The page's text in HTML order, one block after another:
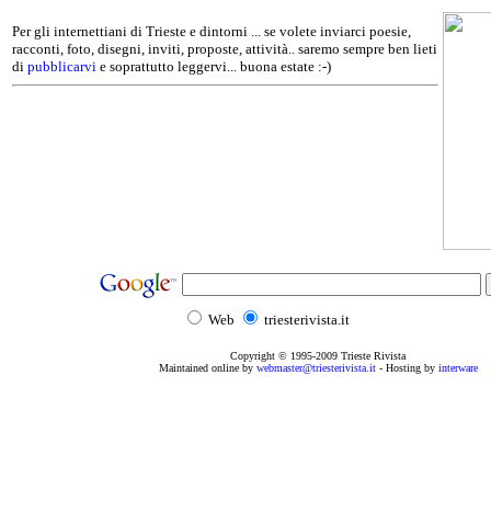
Per gli internettiani di Trieste e dintorni ... se volete inviarci poesie,
racconti, foto, disegni, inviti, proposte, attività.. saremo sempre ben lieti
di pubblicarvi e soprattutto leggervi... buona estate :-)
Web triesterivista.it
Copyright © 1995-2009 Trieste Rivista
Maintained online by webmaster@triesterivista.it- Hosting by interware